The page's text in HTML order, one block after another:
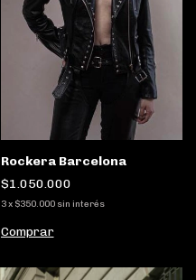
Rockera Barcelona
$1.050.000
3 x $350.000 sin interés
Comprar